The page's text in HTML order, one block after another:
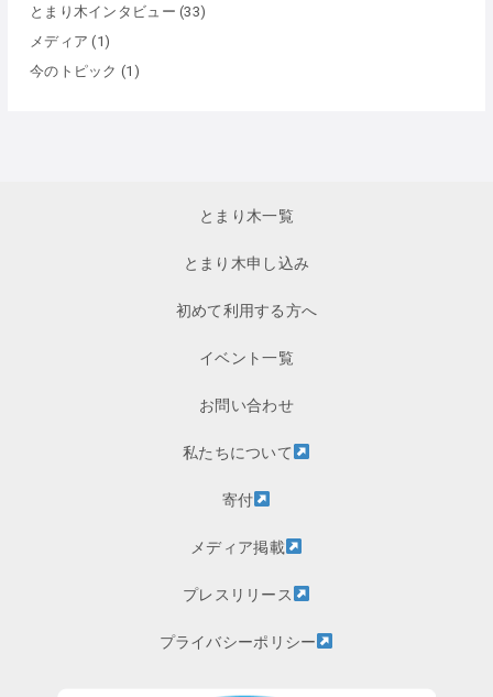
とまり木インタビュー (33)
メディア (1)
今のトピック (1)
とまり木一覧
とまり木申し込み
初めて利用する方へ
イベント一覧
お問い合わせ
私たちについて
寄付
メディア掲載
プレスリリース
プライバシーポリシー